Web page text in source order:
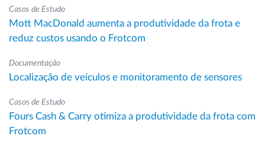
Casos de Estudo
Mott MacDonald aumenta a produtividade da frota e
reduz custos usando o Frotcom
Documentação
Localização de veículos e monitoramento de sensores
Casos de Estudo
Fours Cash & Carry otimiza a produtividade da frota com
Frotcom